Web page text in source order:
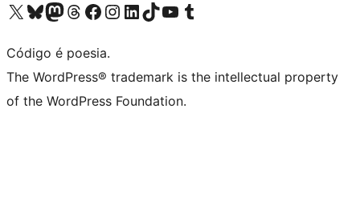
Acessar nossa conta do X (antigo Twitter)
Acessar nossa conta do Bluesky
Acessar nossa conta do Mastodon
Acessar nossa conta do Threads
Acessar nossa página do Facebook
Acessar nossa conta do Instagram
Acessar nossa conta do LinkedIn
Acessar nossa conta do TikTok
Acessar nosso canal do YouTube
Acessar nossa conta no Tumblr
Código é poesia.
The WordPress® trademark is the intellectual property
of the WordPress Foundation.